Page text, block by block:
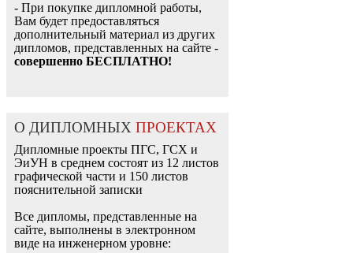
- При покупке дипломной работы,
Вам будет предоставляться
дополнительный материал из других
дипломов, представленных на сайте -
совершенно БЕСПЛАТНО!
О ДИПЛОМНЫХ ПРОЕКТАХ
Дипломные проекты ПГС, ГСХ и
ЭиУН в среднем состоят из 12 листов
графической части и 150 листов
пояснительной записки
Все дипломы, представленные на
сайте, выполнены в электронном
виде на инженерном уровне: